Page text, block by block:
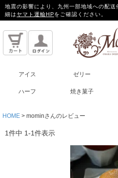
地震の影響により、九州一部地域への配
細はヤマト運輸HPをご確認ください。
アイス ゼリー
ハーフ 焼き菓子
HOME mominさんのレビュー
1件中 1-1件表示